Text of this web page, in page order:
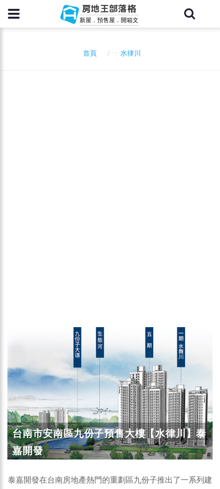
房地王部落格
新屋．預售屋．開箱文
首頁 水律川
台南市安南區九份子預售大樓【水律川】泰
嘉開發
泰嘉開發在台南房地產熱門的重劃區九份子推出了一系列建